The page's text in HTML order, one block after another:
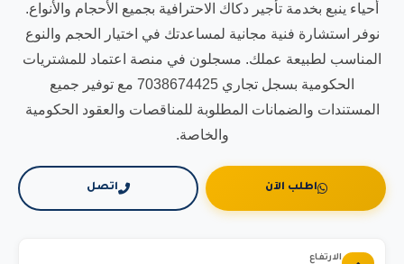
أحياء ينبع بخدمة تأجير دكاك الاحترافية بجميع الأحجام والأنواع.
نوفر استشارة فنية مجانية لمساعدتك في اختيار الحجم والنوع
المناسب لطبيعة عملك. مسجلون في منصة اعتماد للمشتريات
الحكومية بسجل تجاري 7038674425 مع توفير جميع
المستندات والضمانات المطلوبة للمناقصات والعقود الحكومية
والخاصة.
اطلب الآن اتصل
الارتفاع